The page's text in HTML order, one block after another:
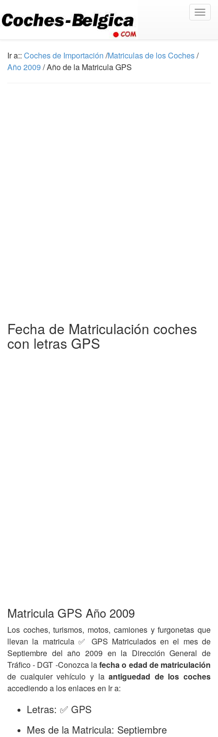
Ir a:: Coches de Importación /Matriculas de los Coches/
Año 2009 / Año de la Matricula GPS
Fecha de Matriculación coches
con letras GPS
Matricula GPS Año 2009
Los coches, turismos, motos, camiones y furgonetas que
llevan la matricula ✅ GPS Matriculados en el mes de
Septiembre del año 2009 en la Dirección General de
Tráfico - DGT -Conozca lafecha o edad de matriculación
de cualquier vehículo y laantiguedad de los coches
accediendo a los enlaces en Ir a:
Letras: ✅ GPS
Mes de la Matricula: Septiembre